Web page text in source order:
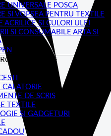
UNIVERSALE POSCA
SI VOPSEA PENTRU TEXTILE
ACRILICE SI CULORI ULEI
SI CONSUMABILE ARTA SI
CALATORIE
DE SCRIS
TEXTILE
SI GADGETURI